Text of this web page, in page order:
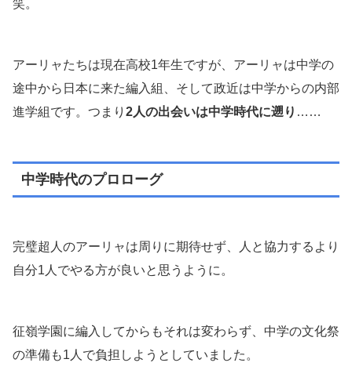
笑。
アーリャたちは現在高校1年生ですが、アーリャは中学の
途中から日本に来た編入組、そして政近は中学からの内部
進学組です。つまり 2人の出会いは中学時代に遡り ……
中学時代のプロローグ
完璧超人のアーリャは周りに期待せず、人と協力するより
自分1人でやる方が良いと思うように。
征嶺学園に編入してからもそれは変わらず、中学の文化祭
の準備も1人で負担しようとしていました。